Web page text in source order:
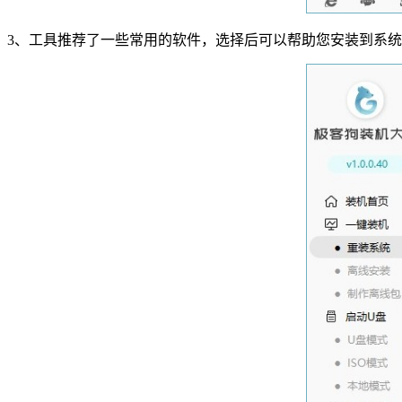
3、工具推荐了一些常用的软件，选择后可以帮助您安装到系